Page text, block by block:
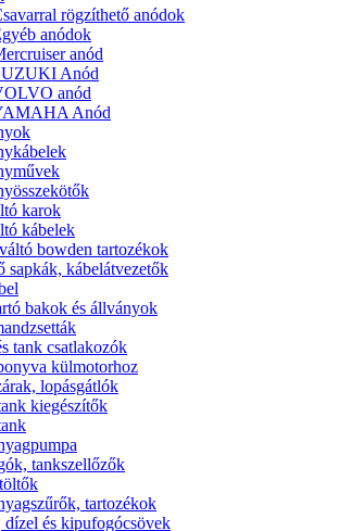
rögzíthető anódok
anódok
anód
Anód
anód
Anód
karok
kábelek
bowden tartozékok
sapkák, kábelátvezetők
bakok és állványok
tank csatlakozók
külmotorhoz
lopásgátlók
kiegészítők
tankszellőzők
tartozékok
dízel és kipufogócsövek